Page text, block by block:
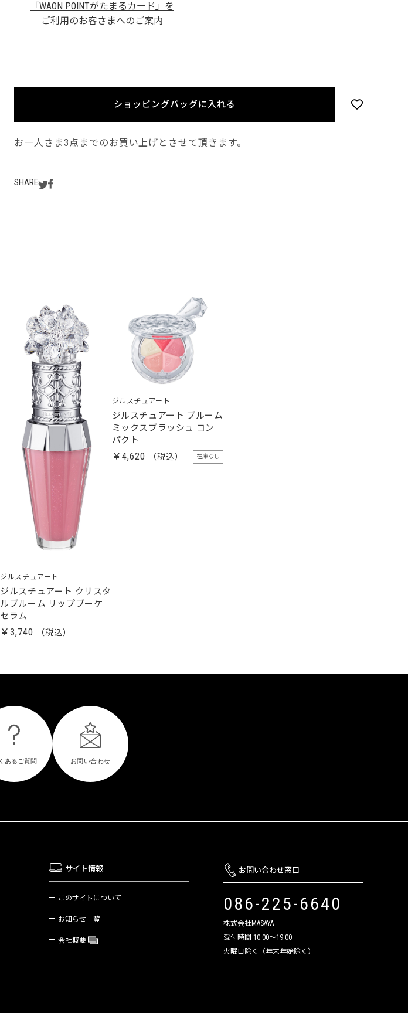
「WAON POINTがたまるカード」を
ご利用のお客さまへのご案内
ショッピングバッグに入れる
お一人さま3点までのお買い上げとさせて頂きます。
SHARE
ジルスチュアート
ジルスチュアート クリスタ
ルブルーム リップブーケ
セラム
￥3,740
ジルスチュアート
ジルスチュアート ブルーム
ミックスブラッシュ コン
パクト
￥4,620 在庫なし
サイト情報
このサイトについて
お知らせ一覧
会社概要
お問い合わせ窓口
086-225-6640
株式会社MASAYA
受付時間 10:00～19:00
火曜日除く（年末年始除く）